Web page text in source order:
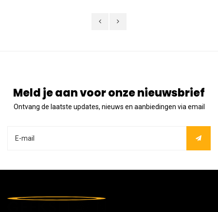
Meld je aan voor onze nieuwsbrief
Ontvang de laatste updates, nieuws en aanbiedingen via email